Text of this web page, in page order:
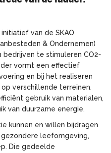
van de SKAO
& Ondernemen)
te stimuleren CO2-
vormt een effectief
en bij het realiseren
verschillende terreinen.
gebruik van materialen,
van duurzame energie.
kunnen en willen bijdragen
leefomgeving,
Die gedeelde